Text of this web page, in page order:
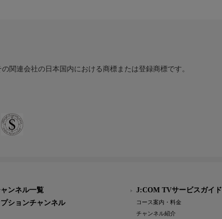
関連会社の日本国内における商標または登録商標です。
ンネル一覧
ションチャンネル
J:COM TVサービスガイド
コース案内・料金
チャンネル紹介